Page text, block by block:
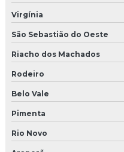
Virgínia
São Sebastião do Oeste
Riacho dos Machados
Rodeiro
Belo Vale
Pimenta
Rio Novo